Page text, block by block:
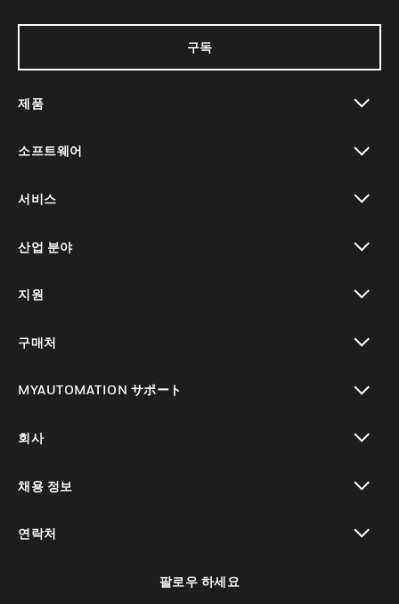
구독
제품
소프트웨어
서비스
산업 분야
지원
구매처
MYAUTOMATION サポート
회사
채용 정보
연락처
팔로우 하세요